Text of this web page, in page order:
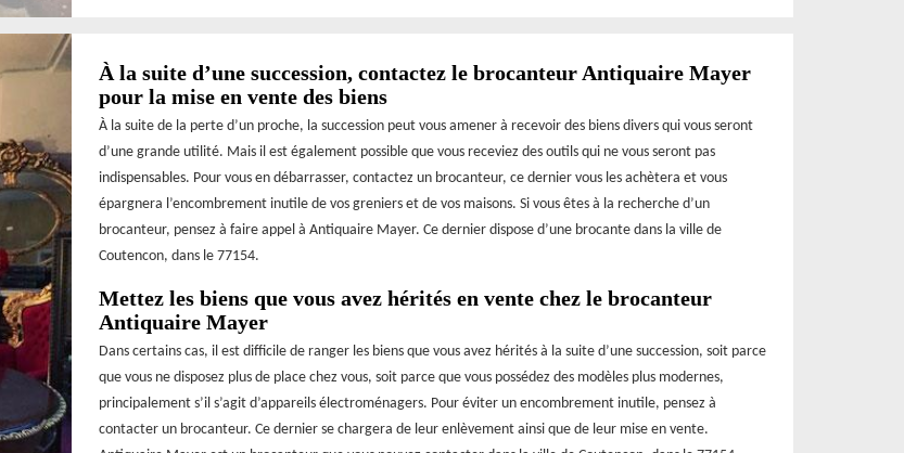
À la suite d’une succession, contactez le brocanteur Antiquaire Mayer
pour la mise en vente des biens
À la suite de la perte d’un proche, la succession peut vous amener à recevoir des biens divers qui vous seront
d’une grande utilité. Mais il est également possible que vous receviez des outils qui ne vous seront pas
indispensables. Pour vous en débarrasser, contactez un brocanteur, ce dernier vous les achètera et vous
épargnera l’encombrement inutile de vos greniers et de vos maisons. Si vous êtes à la recherche d’un
brocanteur, pensez à faire appel à Antiquaire Mayer. Ce dernier dispose d’une brocante dans la ville de
Coutencon, dans le 77154.
Mettez les biens que vous avez hérités en vente chez le brocanteur
Antiquaire Mayer
Dans certains cas, il est difficile de ranger les biens que vous avez hérités à la suite d’une succession, soit parce
que vous ne disposez plus de place chez vous, soit parce que vous possédez des modèles plus modernes,
principalement s’il s’agit d’appareils électroménagers. Pour éviter un encombrement inutile, pensez à
contacter un brocanteur. Ce dernier se chargera de leur enlèvement ainsi que de leur mise en vente.